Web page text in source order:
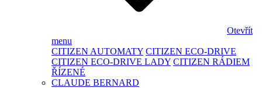
Otevřít
menu
CITIZEN AUTOMATY CITIZEN ECO-DRIVE
CITIZEN ECO-DRIVE LADY CITIZEN RÁDIEM
ŘÍZENÉ
CLAUDE BERNARD